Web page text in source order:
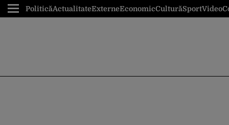
PoliticăActualitateExterneEconomicCulturăSportVideo